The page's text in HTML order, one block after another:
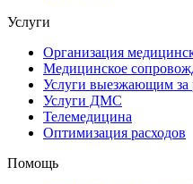
Услуги
Организация
Медицинское
Услуги выезжающим за
Услуги ДМС
Телемедицина
Оптимизация расходов
Помощь